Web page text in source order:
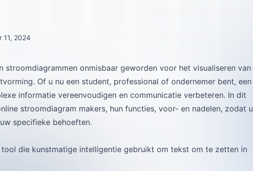
11, 2024
stroomdiagrammen onmisbaar geworden voor het visualiseren van
Of u nu een student, professional of ondernemer bent, een
informatie vereenvoudigen en communicatie verbeteren. In dit
stroomdiagram makers, hun functies, voor- en nadelen, zodat u
specifieke behoeften.
die kunstmatige intelligentie gebruikt om tekst om te zetten in